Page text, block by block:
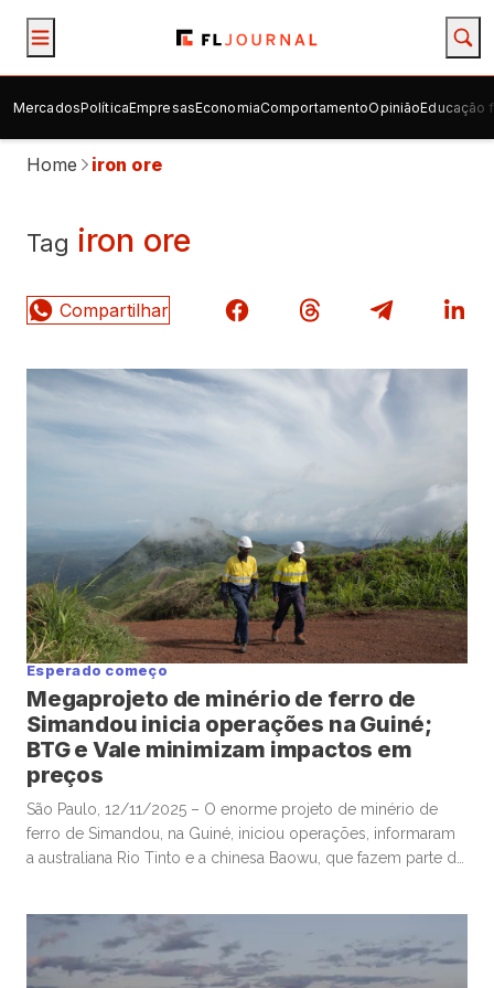
MercadosPolíticaEmpresasEconomiaComportamentoOpiniãoEducação
Home iron ore
Tag iron ore
Esperado começo
Megaprojeto de minério de ferro de
Simandou inicia operações na Guiné;
BTG e Vale minimizam impactos em
preços
São Paulo, 12/11/2025 – O enorme projeto de minério de
ferro de Simandou, na Guiné, iniciou operações, informaram
a australiana Rio Tinto e a chinesa Baowu, que fazem parte do
que a região poderá exportar até 120 milhões de […]